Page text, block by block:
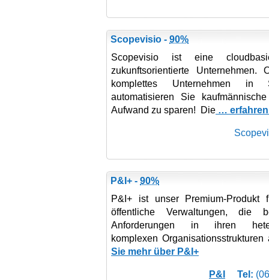
Scopevisio - 90%
Scopevisio ist eine
zukunftsorientierte
komplettes Unternehmen in
automatisieren Sie
Aufwand zu sparen! Die … erfahren
P&I+ - 90%
P&I+ ist unser Premium-Produkt
öffentliche Verwaltungen, die
Anforderungen in ihren
komplexen
Sie mehr über P&I+
P&I Tel: